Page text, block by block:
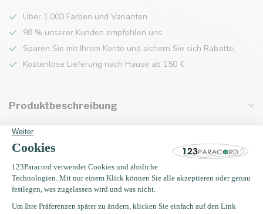
Über 1.000 Farben und Varianten
98 % unserer Kunden empfehlen uns
Sparen Sie mit Ihrem Konto und sichern Sie sich Rabatte.
Kostenlose Lieferung nach Hause ab 150 €
Produktbeschreibung
Eigenschaften
Zuletzt angesehen